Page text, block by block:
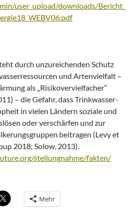
user_upload/downloads/Bericht_
durch unzureichenden Schutz
und Artenvielfalt –
als „Risikovervielfacher”
– die Gefahr, dass Trinkwasser-
in vielen Ländern soziale und
oder verschärfen und zur
beitragen (Levy et
2018; Solow, 2013).
stellungnahme/fakten/
Mehr